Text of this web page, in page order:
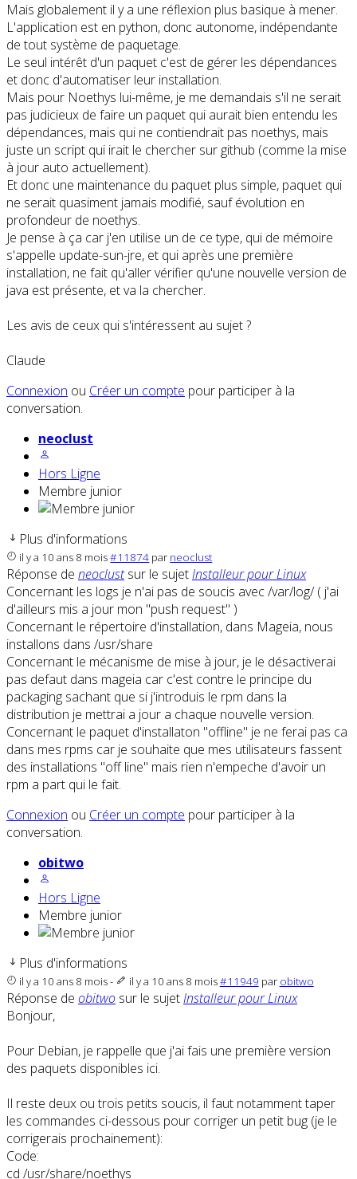
Mais globalement il y a une réflexion plus basique à mener.
L'application est en python, donc autonome, indépendante
de tout système de paquetage.
Le seul intérêt d'un paquet c'est de gérer les dépendances
et donc d'automatiser leur installation.
Mais pour Noethys lui-même, je me demandais s'il ne serait
pas judicieux de faire un paquet qui aurait bien entendu les
dépendances, mais qui ne contiendrait pas noethys, mais
juste un script qui irait le chercher sur github (comme la mise
à jour auto actuellement).
Et donc une maintenance du paquet plus simple, paquet qui
ne serait quasiment jamais modifié, sauf évolution en
profondeur de noethys.
Je pense à ça car j'en utilise un de ce type, qui de mémoire
s'appelle update-sun-jre, et qui après une première
installation, ne fait qu'aller vérifier qu'une nouvelle version de
java est présente, et va la chercher.
Les avis de ceux qui s'intéressent au sujet ?
Claude
Connexion ou Créer un compte pour participer à la
conversation.
neoclust
Hors Ligne
Membre junior
Plus d'informations
il y a 10 ans 8 mois#11874 par neoclust
Réponse de neoclustsur le sujetInstalleur pour Linux
Concernant les logs je n'ai pas de soucis avec /var/log/ ( j'ai
d'ailleurs mis a jour mon "push request" )
Concernant le répertoire d'installation, dans Mageia, nous
installons dans /usr/share
Concernant le mécanisme de mise à jour, je le désactiverai
pas defaut dans mageia car c'est contre le principe du
packaging sachant que si j'introduis le rpm dans la
distribution je mettrai a jour a chaque nouvelle version.
Concernant le paquet d'installaton "offline" je ne ferai pas ca
dans mes rpms car je souhaite que mes utilisateurs fassent
des installations "off line" mais rien n'empeche d'avoir un
rpm a part qui le fait.
Connexion ou Créer un compte pour participer à la
conversation.
obitwo
Hors Ligne
Membre junior
Plus d'informations
il y a 10 ans 8 mois- il y a 10 ans 8 mois#11949 par obitwo
Réponse de obitwo sur le sujetInstalleur pour Linux
Bonjour,
Pour Debian, je rappelle que j'ai fais une première version
des paquets disponibles ici.
Il reste deux ou trois petits soucis, il faut notamment taper
les commandes ci-dessous pour corriger un petit bug (je le
corrigerais prochainement):
Code:
cd /usr/share/noethys